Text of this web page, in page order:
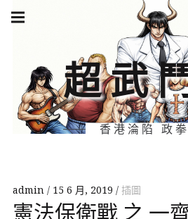
Skip
超武
香港淪陷 政
navigation
admin 15 6 月, 2019 插圖
憲法保衛戰 之 一